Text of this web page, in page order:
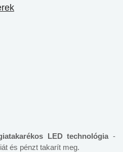
LED technológia -
és pénzt takarít meg.